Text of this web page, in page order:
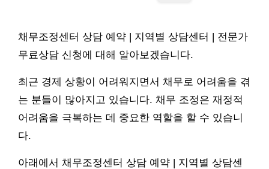
채무조정센터 상담 예약 | 지역별 상담센터 | 전문가
무료상담 신청에 대해 알아보겠습니다.
최근 경제 상황이 어려워지면서 채무로 어려움을 겪
는 분들이 많아지고 있습니다. 채무 조정은 재정적
어려움을 극복하는 데 중요한 역할을 할 수 있습니
다.
아래에서 채무조정센터 상담 예약 | 지역별 상담센